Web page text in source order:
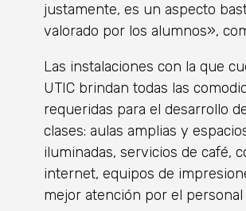
justamente, es un aspecto
valorado por los alumnos»,
Las instalaciones con la que
UTIC brindan todas las
requeridas para el desarrollo
clases: aulas amplias y
iluminadas, servicios de café,
internet, equipos de
mejor atención por el